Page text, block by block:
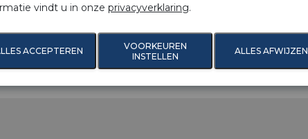
niet altijd informatieoverdracht
te krijgen in het productieproces
systeem laten implementeren.
vindt u in onze privacyverklaring.
ACCEPTEREN
VOORKEUREN
INSTELLEN
ALLES AFWIJZEN